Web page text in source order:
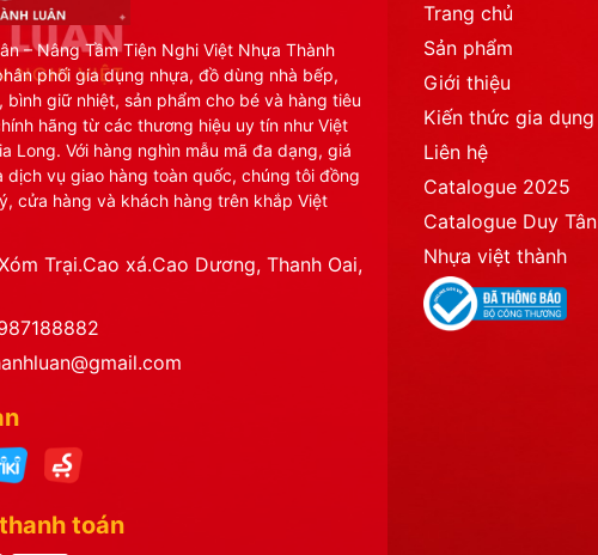
– Nâng Tầm Tiện Nghi Việt Nhựa Thành
phối gia dụng nhựa, đồ dùng nhà bếp,
bình giữ nhiệt, sản phẩm cho bé và hàng tiêu
hãng từ các thương hiệu uy tín như Việt
Long. Với hàng nghìn mẫu mã đa dạng, giá
dịch vụ giao hàng toàn quốc, chúng tôi đồng
cửa hàng và khách hàng trên khắp Việt
Trại.Cao xá.Cao Dương, Thanh Oai,
toán
Trang chủ
Sản phẩm
Giới thiệu
Kiến thức gia dụng
Liên hệ
Catalogue 2025
Catalogue Duy Tân
Nhựa việt thành